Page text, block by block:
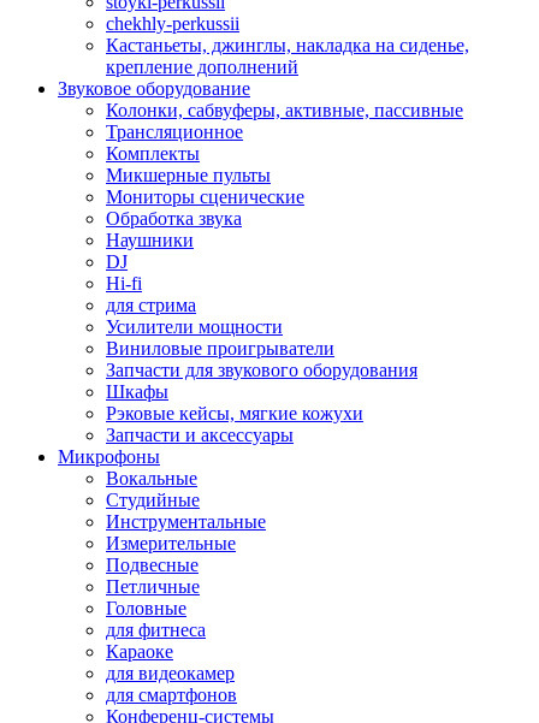
chekhly-perkussii
Кастаньеты, джинглы, накладка на сиденье,
крепление дополнений
Звуковое оборудование
Колонки, сабвуферы, активные, пассивные
Трансляционное
Комплекты
Микшерные пульты
Мониторы сценические
Обработка звука
Наушники
DJ
Hi-fi
для стрима
Усилители мощности
Виниловые проигрыватели
Запчасти для звукового оборудования
Шкафы
Рэковые кейсы, мягкие кожухи
Запчасти и аксессуары
Микрофоны
Вокальные
Студийные
Инструментальные
Измерительные
Подвесные
Петличные
Головные
для фитнеса
Караоке
для видеокамер
для смартфонов
Конференц-системы